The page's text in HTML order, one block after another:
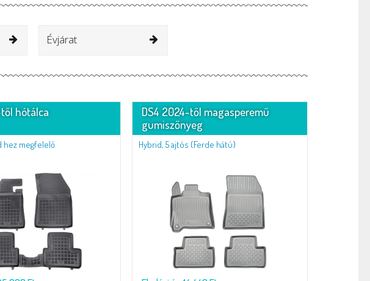
Évjárat
hótálca
hez megfelelő
DS4 2024-től magasperemű
gumiszőnyeg
Hybrid, 5 ajtós (Ferde hátú)